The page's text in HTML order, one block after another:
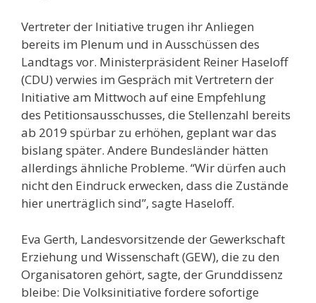
Vertreter der Initiative trugen ihr Anliegen
bereits im Plenum und in Ausschüssen des
Landtags vor. Ministerpräsident Reiner Haseloff
(CDU) verwies im Gespräch mit Vertretern der
Initiative am Mittwoch auf eine Empfehlung
des Petitionsausschusses, die Stellenzahl bereits
ab 2019 spürbar zu erhöhen, geplant war das
bislang später. Andere Bundesländer hätten
allerdings ähnliche Probleme. “Wir dürfen auch
nicht den Eindruck erwecken, dass die Zustände
hier unerträglich sind”, sagte Haseloff.
Eva Gerth, Landesvorsitzende der Gewerkschaft
Erziehung und Wissenschaft (GEW), die zu den
Organisatoren gehört, sagte, der Grunddissenz
bleibe: Die Volksinitiative fordere sofortige